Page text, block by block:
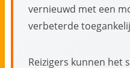
vernieuwd met een
verbeterde
Reizigers kunnen het